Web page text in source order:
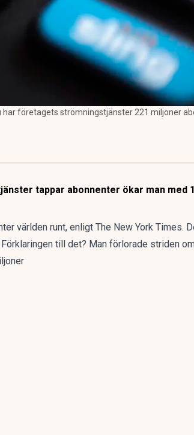
företagets strömningstjänster 221 miljoner
tappar abonnenter ökar man med
världen runt, enligt The New York Times.
till det? Man förlorade striden